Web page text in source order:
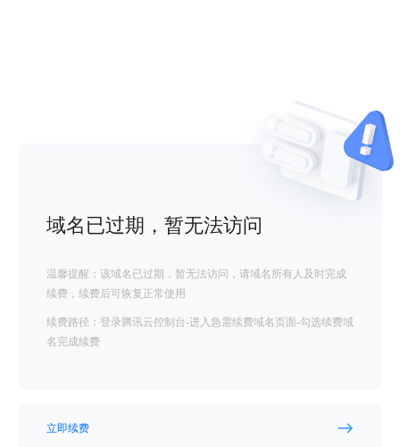
域名已过期，暂无法访问
温馨提醒：该域名已过期，暂无法访问，请域名所有人及时完成
续费，续费后可恢复正常使用
续费路径：登录腾讯云控制台-进入急需续费域名页面-勾选续费域
名完成续费
立即续费